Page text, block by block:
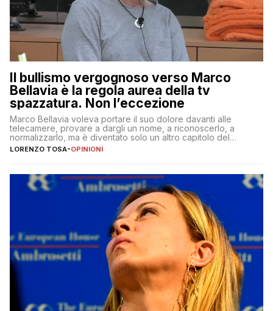
Il bullismo vergognoso verso Marco
Bellavia è la regola aurea della tv
spazzatura. Non l’eccezione
Marco Bellavia voleva portare il suo dolore davanti alle
telecamere, provare a dargli un nome, a riconoscerlo, a
normalizzarlo, ma è diventato solo un altro capitolo del
copione
LORENZO TOSA-OPINIONI